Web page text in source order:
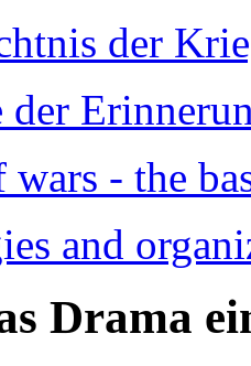
der
der
- the
and
Drama